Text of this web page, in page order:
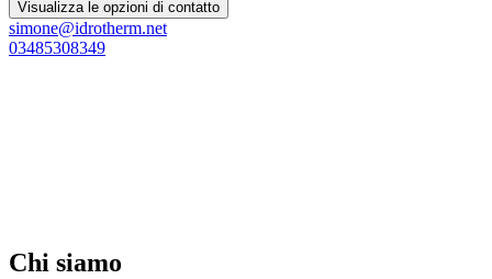
Visualizza le opzioni di contatto
simone@idrotherm.net
03485308349
Chi siamo